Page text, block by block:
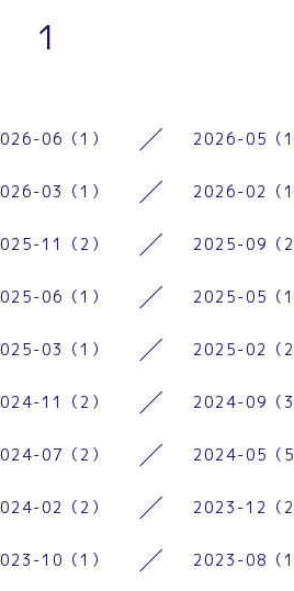
1
06（1） 2026-05（1
03（1） 2026-02（1
11（2） 2025-09（2
06（1） 2025-05（1
03（1） 2025-02（2
11（2） 2024-09（3
07（2） 2024-05（5
02（2） 2023-12（2
10（1） 2023-08（1